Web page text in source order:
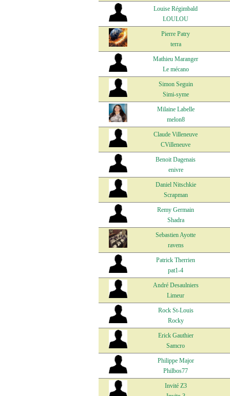
Louise Régimbald
LOULOU
Pierre Patry
terra
Mathieu Maranger
Le mécano
Simon Seguin
Simi-syme
Milaine Labelle
melon8
Claude Villeneuve
CVilleneuve
Benoit Dagenais
enivre
Daniel Nitschkie
Scrapman
Remy Germain
Shadra
Sebastien Ayotte
ravens
Patrick Therrien
pat1-4
André Desaulniers
Limeur
Rock St-Louis
Rocky
Erick Gauthier
Samcro
Philippe Major
Philbos77
Invité Z3